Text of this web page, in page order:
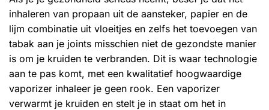
inhaleren van propaan uit de aansteker, papier en de
lijm combinatie uit vloeitjes en zelfs het toevoegen van
tabak aan je joints misschien niet de gezondste manier
is om je kruiden te verbranden. Dit is waar technologie
aan te pas komt, met een kwalitatief hoogwaardige
vaporizer inhaleer je geen rook. Een vaporizer
verwarmt je kruiden en stelt je in staat om het in